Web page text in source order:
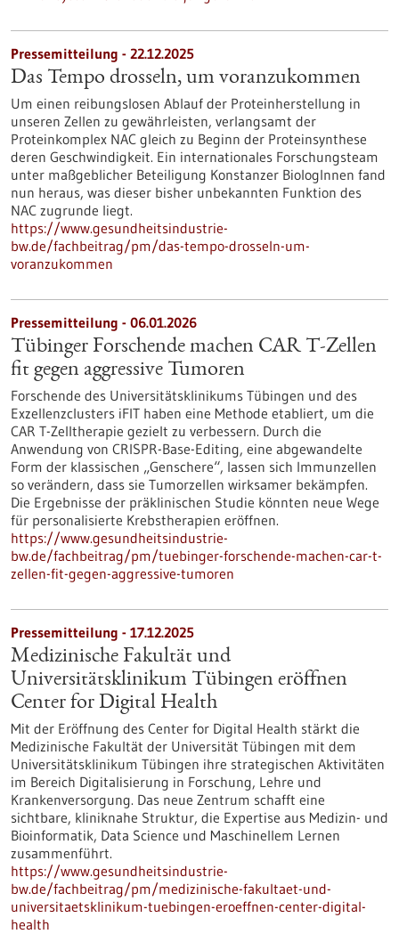
Pressemitteilung - 22.12.2025
Das Tempo drosseln, um voranzukommen
Um einen reibungslosen Ablauf der Proteinherstellung in
unseren Zellen zu gewährleisten, verlangsamt der
Proteinkomplex NAC gleich zu Beginn der Proteinsynthese
deren Geschwindigkeit. Ein internationales Forschungsteam
unter maßgeblicher Beteiligung Konstanzer BiologInnen fand
nun heraus, was dieser bisher unbekannten Funktion des
NAC zugrunde liegt.
https://www.gesundheitsindustrie-
bw.de/fachbeitrag/pm/das-tempo-drosseln-um-
voranzukommen
Pressemitteilung - 06.01.2026
Tübinger Forschende machen CAR T-Zellen
fit gegen aggressive Tumoren
Forschende des Universitätsklinikums Tübingen und des
Exzellenzclusters iFIT haben eine Methode etabliert, um die
CAR T-Zelltherapie gezielt zu verbessern. Durch die
Anwendung von CRISPR-Base-Editing, eine abgewandelte
Form der klassischen „Genschere“, lassen sich Immunzellen
so verändern, dass sie Tumorzellen wirksamer bekämpfen.
Die Ergebnisse der präklinischen Studie könnten neue Wege
für personalisierte Krebstherapien eröffnen.
https://www.gesundheitsindustrie-
bw.de/fachbeitrag/pm/tuebinger-forschende-machen-car-t-
zellen-fit-gegen-aggressive-tumoren
Pressemitteilung - 17.12.2025
Medizinische Fakultät und
Universitätsklinikum Tübingen eröffnen
Center for Digital Health
Mit der Eröffnung des Center for Digital Health stärkt die
Medizinische Fakultät der Universität Tübingen mit dem
Universitätsklinikum Tübingen ihre strategischen Aktivitäten
im Bereich Digitalisierung in Forschung, Lehre und
Krankenversorgung. Das neue Zentrum schafft eine
sichtbare, kliniknahe Struktur, die Expertise aus Medizin- und
Bioinformatik, Data Science und Maschinellem Lernen
zusammenführt.
https://www.gesundheitsindustrie-
bw.de/fachbeitrag/pm/medizinische-fakultaet-und-
universitaetsklinikum-tuebingen-eroeffnen-center-digital-
health